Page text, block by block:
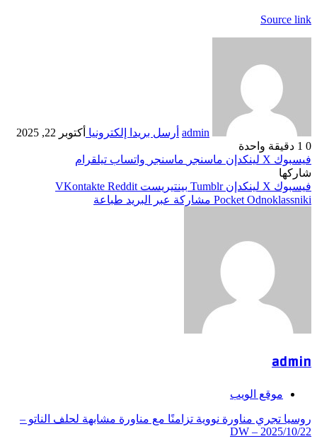
Source link
admin أرسل بريدا إلكترونيا أكتوبر 22, 2025
0
دقيقة واحدة
فيسبوك ‫X لينكدإن ماسنجر ماسنجر واتساب تيلقرام
شاركها
فيسبوك ‫X لينكدإن بينتيريست
Odnoklassniki
‫Pocket مشاركة عبر البريد طباعة
admin
موقع الويب
روسيا تجري مناورة نووية تزامنًا مع مناورة مشابهة لحلف الناتو –
DW – 2025/10/22